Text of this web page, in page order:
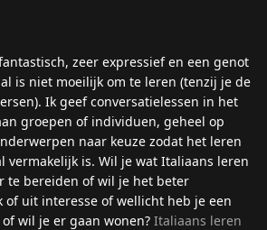
zeer expressief en een genot
is niet moeilijk om te leren (tenzij je de
Ik geef conversatielessen in het
groepen of individuen, geheel op
naar keuze zodat het leren
vermakelijk is. Wil je wat Italiaans leren
te bereiden of wil je het beter
of uit interesse of wellicht heb je een
wil je er gaan wonen? Italiaans leren